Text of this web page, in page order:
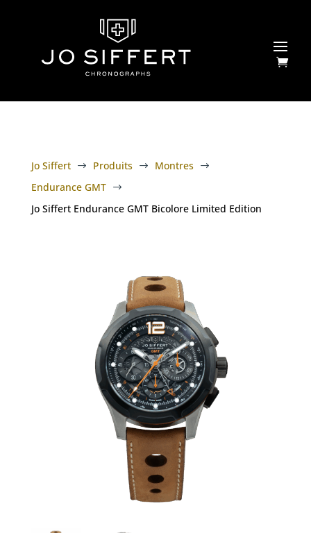
Jo Siffert $ Produits $ Montres $
Endurance GMT $
Jo Siffert Endurance GMT Bicolore Limited Edition